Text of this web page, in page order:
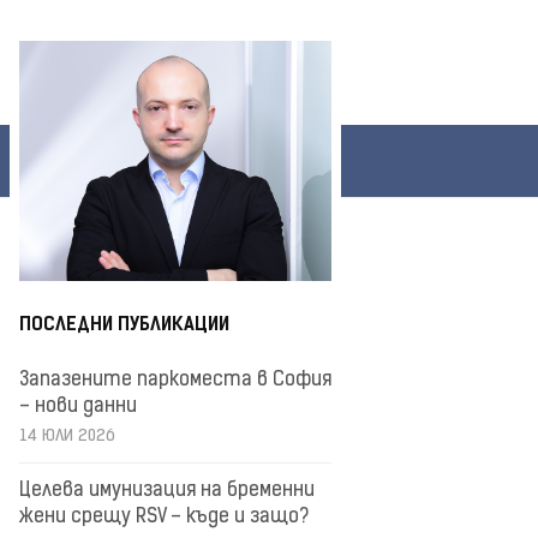
ПОСЛЕДНИ ПУБЛИКАЦИИ
Запазените паркоместа в София
– нови данни
14 ЮЛИ 2026
Целева имунизация на бременни
жени срещу RSV – къде и защо?